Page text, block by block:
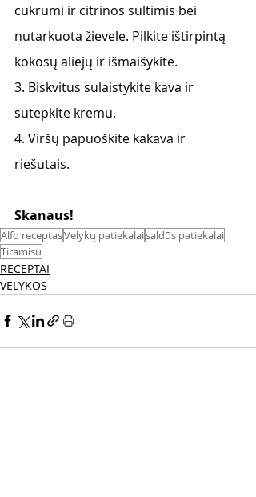
cukrumi ir citrinos sultimis bei
nutarkuota žievele. Pilkite ištirpintą
kokosų aliejų ir išmaišykite.
3. Biskvitus sulaistykite kava ir
sutepkite kremu.
4. Viršų papuoškite kakava ir
riešutais.
Skanaus!
Alfo receptasVelykų patiekalaisaldūs patiekalai
Tiramisu
RECEPTAI
VELYKOS